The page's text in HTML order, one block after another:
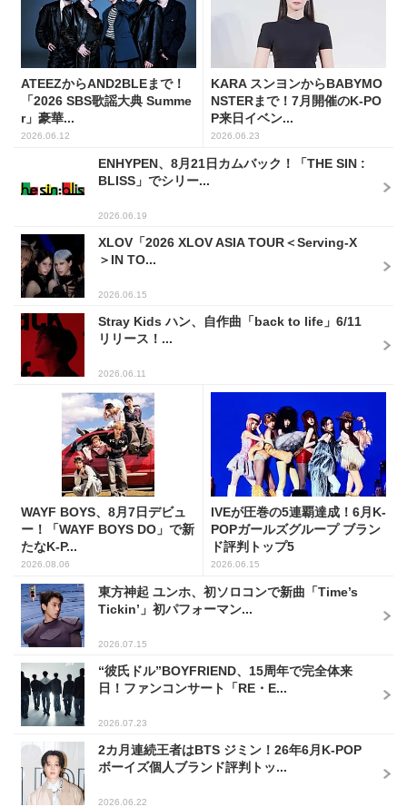
ATEEZからAND2BLEまで！
「2026 SBS歌謡大典 Summe
r」豪華...
2026.06.12
KARA スンヨンからBABYMO
NSTERまで！7月開催のK-PO
P来日イベン...
2026.06.23
ENHYPEN、8月21日カムバック！「THE SIN :
BLISS」でシリー...
2026.06.19
XLOV「2026 XLOV ASIA TOUR＜Serving-X
＞IN TO...
2026.06.15
Stray Kids ハン、自作曲「back to life」6/11
リリース！...
2026.06.11
WAYF BOYS、8月7日デビュ
ー！「WAYF BOYS DO」で新
たなK-P...
2026.08.06
IVEが圧巻の5連覇達成！6月K-
POPガールズグループ ブラン
ド評判トップ5
2026.06.15
東方神起 ユンホ、初ソロコンで新曲「Time’s
Tickin’」初パフォーマン...
2026.07.15
“彼氏ドル”BOYFRIEND、15周年で完全体来
日！ファンコンサート「RE・E...
2026.07.23
2カ月連続王者はBTS ジミン！26年6月K-POP
ボーイズ個人ブランド評判トッ...
2026.06.22